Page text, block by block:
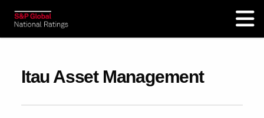
Itau Asset Management